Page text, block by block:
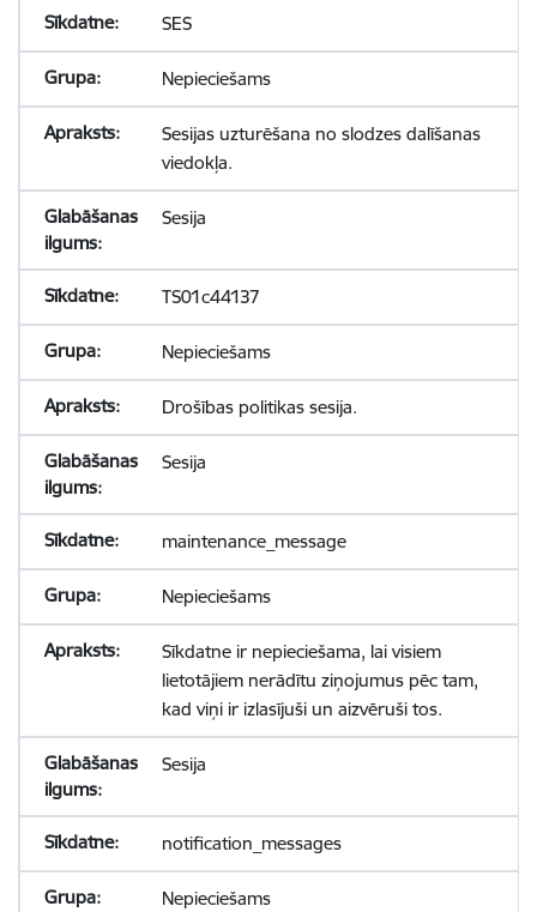
SES
Nepieciešams
Sesijas uzturēšana no slodzes dalīšanas
viedokļa.
Sesija
TS01c44137
Nepieciešams
Drošības politikas sesija.
Sesija
maintenance_message
Nepieciešams
Sīkdatne ir nepieciešama, lai visiem
lietotājiem nerādītu ziņojumus pēc tam,
kad viņi ir izlasījuši un aizvēruši tos.
Sesija
notification_messages
Nepieciešams